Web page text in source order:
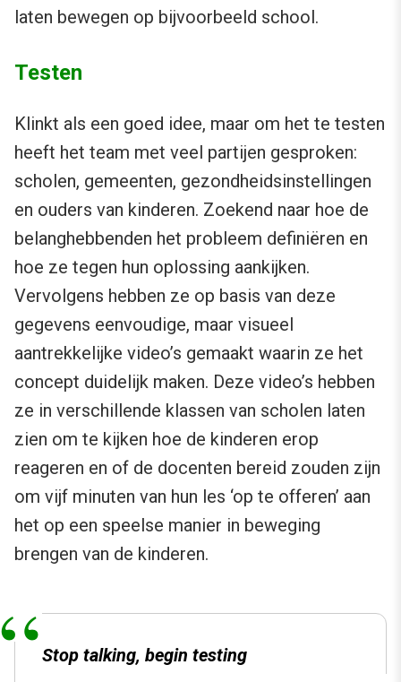
laten bewegen op bijvoorbeeld school.
Testen
Klinkt als een goed idee, maar om het te testen
heeft het team met veel partijen gesproken:
scholen, gemeenten, gezondheidsinstellingen
en ouders van kinderen. Zoekend naar hoe de
belanghebbenden het probleem definiëren en
hoe ze tegen hun oplossing aankijken.
Vervolgens hebben ze op basis van deze
gegevens eenvoudige, maar visueel
aantrekkelijke video’s gemaakt waarin ze het
concept duidelijk maken. Deze video’s hebben
ze in verschillende klassen van scholen laten
zien om te kijken hoe de kinderen erop
reageren en of de docenten bereid zouden zijn
om vijf minuten van hun les ‘op te offeren’ aan
het op een speelse manier in beweging
brengen van de kinderen.
Stop talking, begin testing